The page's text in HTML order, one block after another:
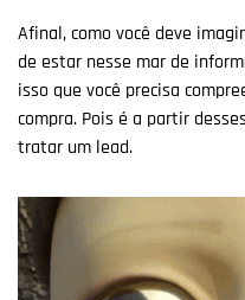
Afinal, como você deve
de estar nesse mar de
isso que você precisa
compra. Pois é a partir
tratar um lead.